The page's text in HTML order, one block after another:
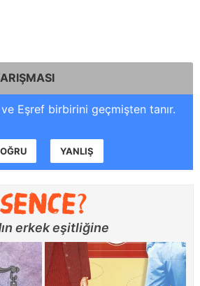
Eşref birbirini geçmişten tanır.
YANLIŞ
erkek eşitliğine